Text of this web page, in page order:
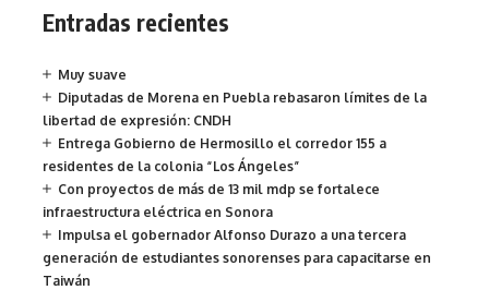
Entradas recientes
Muy suave
Diputadas de Morena en Puebla rebasaron límites de la
libertad de expresión: CNDH
Entrega Gobierno de Hermosillo el corredor 155 a
residentes de la colonia “Los Ángeles”
Con proyectos de más de 13 mil mdp se fortalece
infraestructura eléctrica en Sonora
Impulsa el gobernador Alfonso Durazo a una tercera
generación de estudiantes sonorenses para capacitarse en
Taiwán